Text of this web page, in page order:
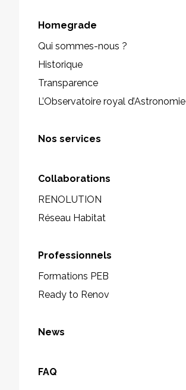
Homegrade
Qui sommes-nous ?
Historique
Transparence
L’Observatoire royal d’Astronomie
Nos services
Collaborations
RENOLUTION
Réseau Habitat
Professionnels
Formations PEB
Ready to Renov
News
FAQ